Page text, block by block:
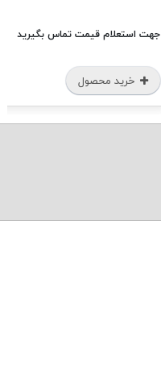
جهت استعلام قیمت تماس بگیرید
خرید محصول